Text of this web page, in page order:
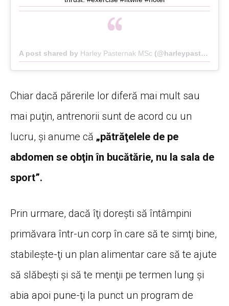
A post shared by Harley Pasternak MSc (@harleypasternak) on
Chiar dacă părerile lor diferă mai mult sau
mai puţin, antrenorii sunt de acord cu un
lucru, şi anume că „pătrăţelele de pe
abdomen se obţin în bucătărie, nu la sala de
sport”.
Prin urmare, dacă îţi doreşti să întâmpini
primăvara într-un corp în care să te simţi bine,
stabileşte-ţi un plan alimentar care să te ajute
să slăbeşti şi să te menţii pe termen lung şi
abia apoi pune-ţi la punct un program de